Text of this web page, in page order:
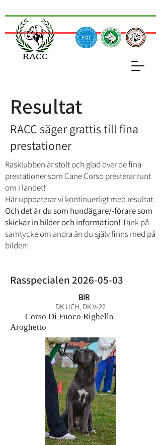
Resultat
RACC säger grattis till fina
prestationer
Rasklubben är stolt och glad över de fina
prestationer som Cane Corso presterar runt
om i landet!
Här uppdaterar vi kontinuerligt med resultat.
Och det är du som hundägare/-förare som
skickar in bilder och information!Tänk på
samtycke om andra än du själv finns med på
bilden!
Rasspecialen2026-05-03
BIR
DK UCH, DK V-22
Corso Di Fuoco Righello
Aroghetto